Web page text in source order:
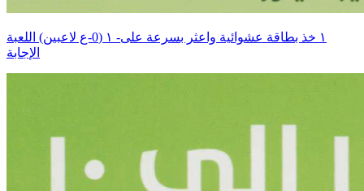
اللعبة ‎١‏ (0-ع لاعبين) ‎-١‏ خذ بطاقة عشوائية واعثر بسرعة على
الإجابة